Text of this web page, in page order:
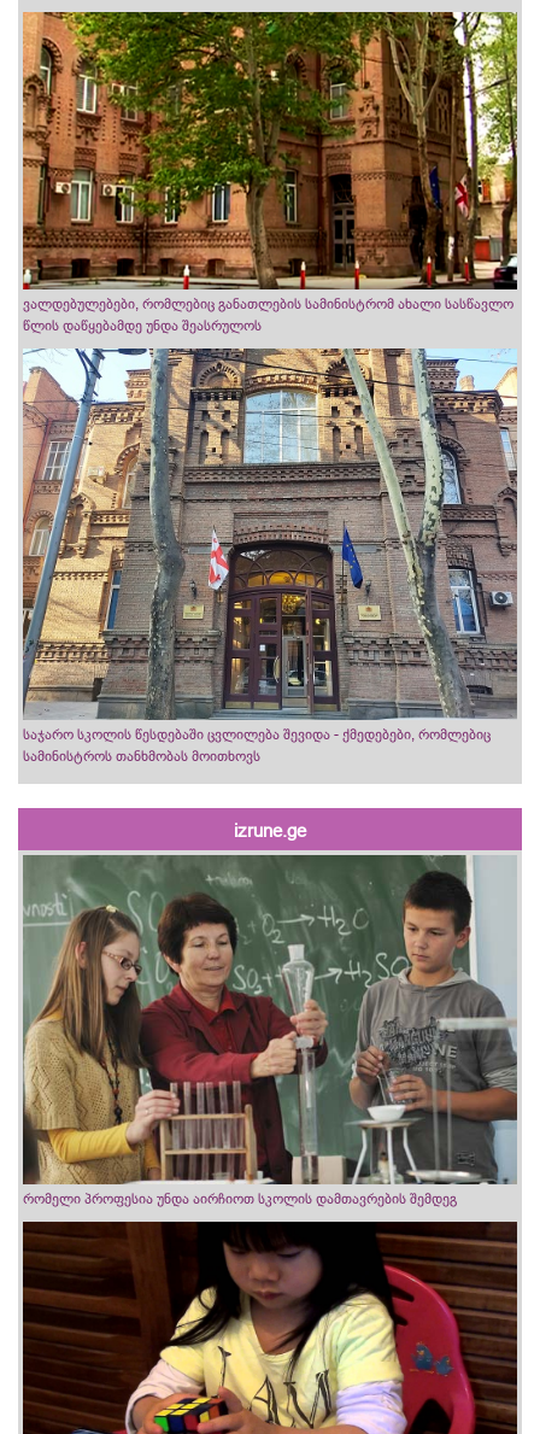
ვალდებულებები, რომლებიც განათლების სამინისტრომ ახალი სასწავლო
წლის დაწყებამდე უნდა შეასრულოს
საჯარო სკოლის წესდებაში ცვლილება შევიდა - ქმედებები, რომლებიც
სამინისტროს თანხმობას მოითხოვს
izrune.ge
რომელი პროფესია უნდა აირჩიოთ სკოლის დამთავრების შემდეგ